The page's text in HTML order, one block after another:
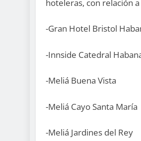
hoteleras, con relación
-Gran Hotel Bristol
-Innside Catedral
-Meliá Buena Vista
-Meliá Cayo Santa María
-Meliá Jardines del Rey